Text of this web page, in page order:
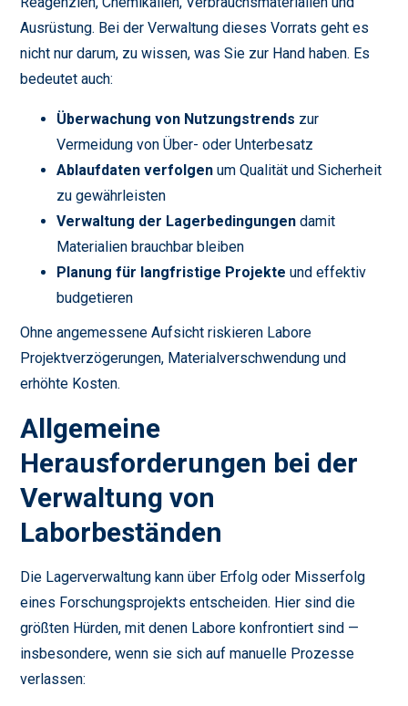
Ausrüstung. Bei der Verwaltung dieses Vorrats geht es
nicht nur darum, zu wissen, was Sie zur Hand haben. Es
bedeutet auch:
Überwachung von Nutzungstrends zur
Vermeidung von Über- oder Unterbesatz
Ablaufdaten verfolgen um Qualität und Sicherheit
zu gewährleisten
Verwaltung der Lagerbedingungen damit
Materialien brauchbar bleiben
Planung für langfristige Projekte und effektiv
budgetieren
Ohne angemessene Aufsicht riskieren Labore
Projektverzögerungen, Materialverschwendung und
erhöhte Kosten.
Allgemeine
Herausforderungen bei der
Verwaltung von
Laborbeständen
Die Lagerverwaltung kann über Erfolg oder Misserfolg
eines Forschungsprojekts entscheiden. Hier sind die
größten Hürden, mit denen Labore konfrontiert sind —
insbesondere, wenn sie sich auf manuelle Prozesse
verlassen: